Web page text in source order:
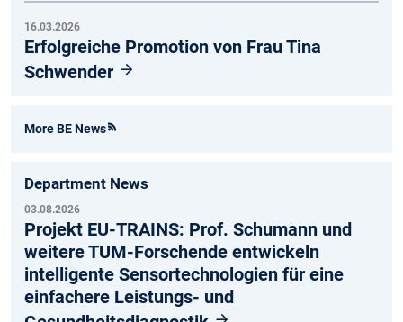
16.03.2026
Erfolgreiche Promotion von Frau Tina
Schwender
More BE News
Department News
03.08.2026
Projekt EU-TRAINS: Prof. Schumann und
weitere TUM-Forschende entwickeln
intelligente Sensortechnologien für eine
einfachere Leistungs- und